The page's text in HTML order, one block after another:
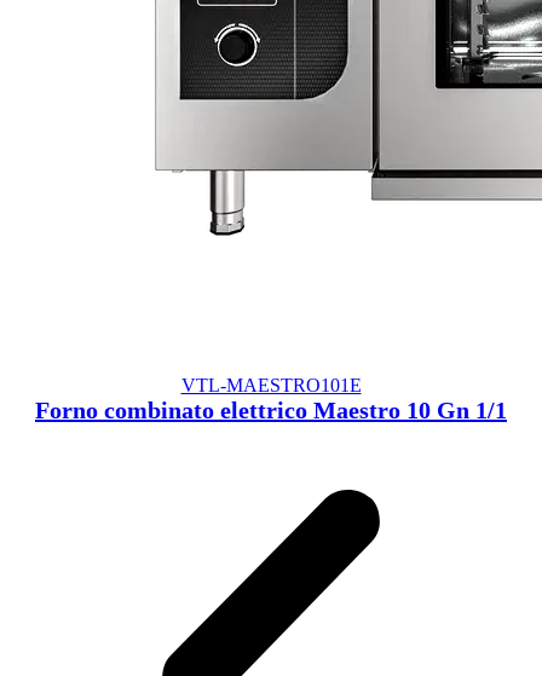
VTL-MAESTRO101E
Forno combinato elettrico Maestro 10 Gn 1/1